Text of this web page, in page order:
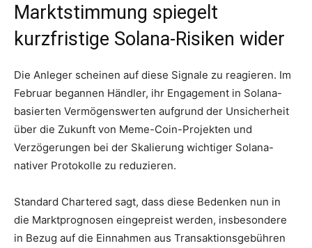
Marktstimmung spiegelt
kurzfristige Solana-Risiken wider
Die Anleger scheinen auf diese Signale zu reagieren. Im
Februar begannen Händler, ihr Engagement in Solana-
basierten Vermögenswerten aufgrund der Unsicherheit
über die Zukunft von Meme-Coin-Projekten und
Verzögerungen bei der Skalierung wichtiger Solana-
nativer Protokolle zu reduzieren.
Standard Chartered sagt, dass diese Bedenken nun in
die Marktprognosen eingepreist werden, insbesondere
in Bezug auf die Einnahmen aus Transaktionsgebühren